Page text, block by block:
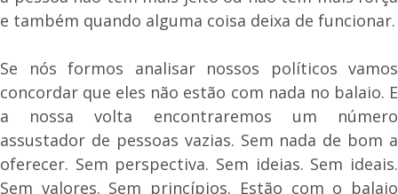
e também quando alguma coisa deixa de funcionar.
Se nós formos analisar nossos políticos vamos
concordar que eles não estão com nada no balaio. E
a nossa volta encontraremos um número
assustador de pessoas vazias. Sem nada de bom a
oferecer. Sem perspectiva. Sem ideias. Sem ideais.
Sem valores. Sem princípios. Estão com o balaio